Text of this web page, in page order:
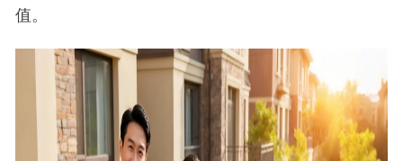
值。